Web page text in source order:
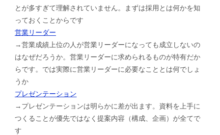
とが多すぎて理解されていません。まずは採用とは何かを知
っておくことからです
営業リーダー
→営業成績上位の人が営業リーダーになっても成立しないの
はなぜだろうか。営業リーダーに求められるものが特有だか
らです。では実際に営業リーダーに必要なこととは何でしょ
うか
プレゼンテーション
→プレゼンテーションは明らかに差が出ます。資料を上手に
つくることが優先ではなく提案内容（構成、企画）が全てで
す